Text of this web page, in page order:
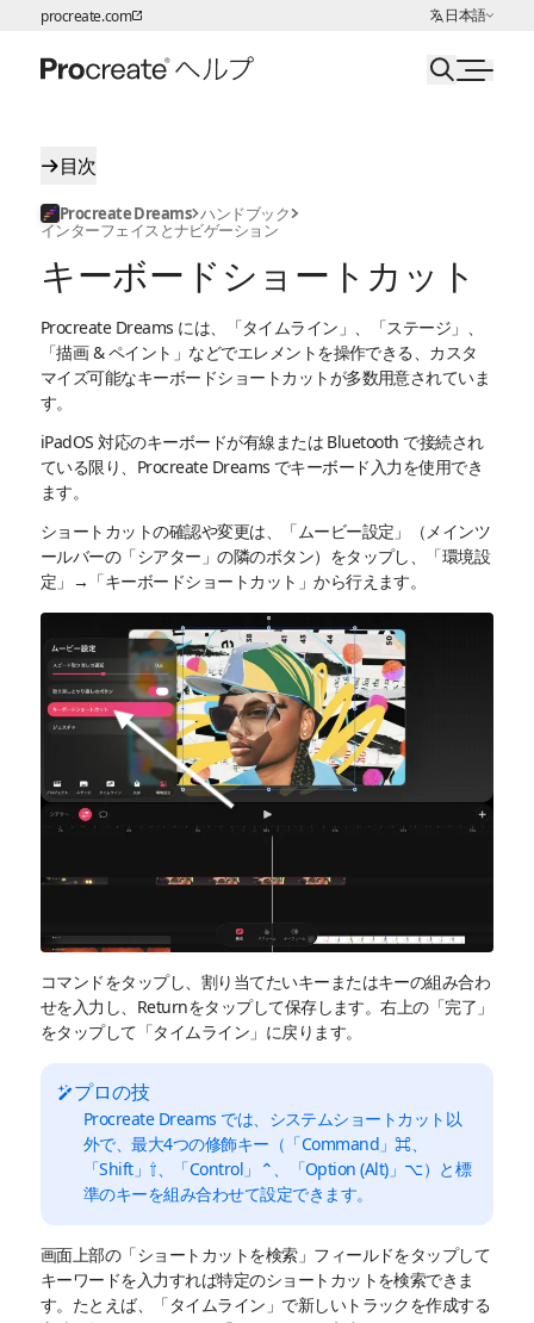
ページコンテンツへスキップ
procreate.com 日本語
言語の選択:
目次
Procreate Dreams ハンドブック
インターフェイスとナビゲーション
キーボードショートカット
Procreate Dreams には、「タイムライン」、「ステージ」、
「描画 & ペイント」などでエレメントを操作できる、カスタ
マイズ可能なキーボードショートカットが多数用意されていま
す。
iPadOS 対応のキーボードが有線または Bluetooth で接続され
ている限り、Procreate Dreams でキーボード入力を使用でき
ます。
ショートカットの確認や変更は、「ムービー設定」（メインツ
ールバーの「シアター」の隣のボタン）をタップし、「環境設
定」→「キーボードショートカット」から行えます。
コマンドをタップし、割り当てたいキーまたはキーの組み合わ
せを入力し、Returnをタップして保存します。右上の「完了」
をタップして「タイムライン」に戻ります。
プロの技
Procreate Dreams では、システムショートカット以
外で、最大4つの修飾キー（「Command」⌘、
「Shift」⇧、「Control」⌃、「Option (Alt)」⌥）と標
準のキーを組み合わせて設定できます。
画面上部の「ショートカットを検索」フィールドをタップして
キーワードを入力すれば特定のショートカットを検索できま
す。たとえば、「タイムライン」で新しいトラックを作成する